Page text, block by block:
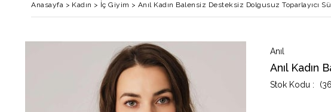
Anasayfa > Kadın > İç Giyim > Anıl Kadın Balensiz Desteksiz Dolgusuz Toparlayıcı
Anıl
Anıl Kadın